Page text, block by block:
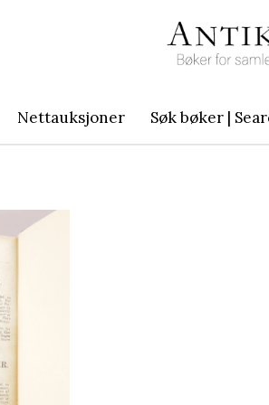
Nettauksjoner Søk bøker |